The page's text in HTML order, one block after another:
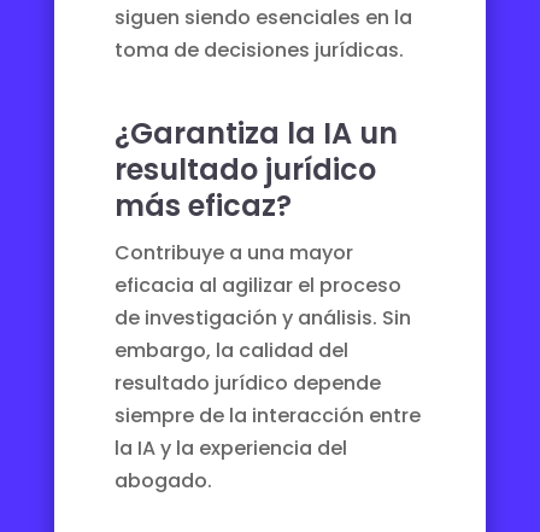
siguen siendo esenciales en la
toma de decisiones jurídicas.
¿Garantiza la IA un
resultado jurídico
más eficaz?
Contribuye a una mayor
eficacia al agilizar el proceso
de investigación y análisis. Sin
embargo, la calidad del
resultado jurídico depende
siempre de la interacción entre
la IA y la experiencia del
abogado.